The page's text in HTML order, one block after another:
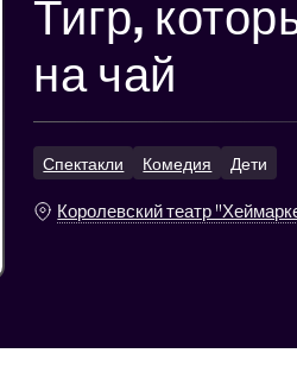
Тигр,
на чай
Спектакли Комедия Дети
Королевский театр